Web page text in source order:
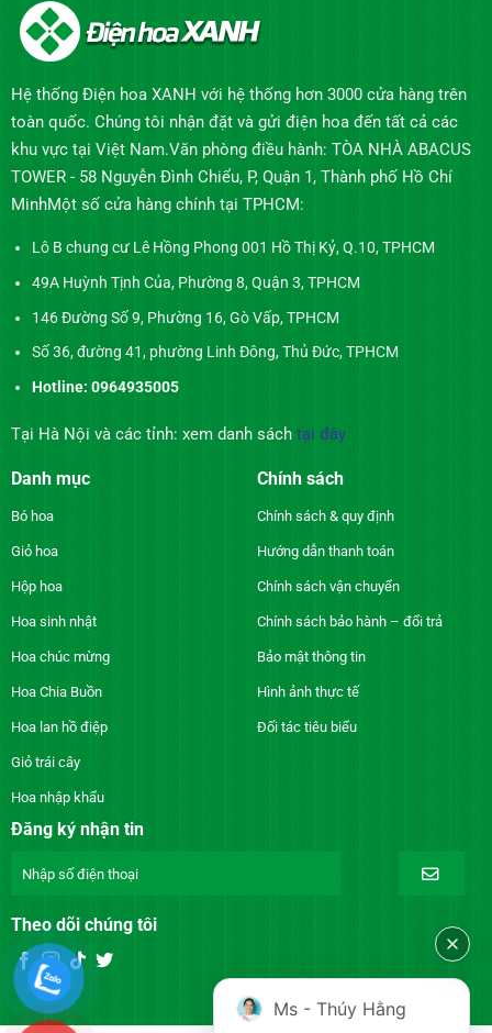
Hệ thống Điện hoa XANH với hệ thống hơn 3000 cửa hàng trên
toàn quốc. Chúng tôi nhận đặt và gửi điện hoa đến tất cả các
khu vực tại Việt Nam.Văn phòng điều hành: TÒA NHÀ ABACUS
TOWER - 58 Nguyễn Đình Chiểu, P, Quận 1, Thành phố Hồ Chí
MinhMột số cửa hàng chính tại TPHCM:
Lô B chung cư Lê Hồng Phong 001 Hồ Thị Kỷ, Q.10, TPHCM
49A Huỳnh Tịnh Của, Phường 8, Quận 3, TPHCM
146 Đường Số 9, Phường 16, Gò Vấp, TPHCM
Số 36, đường 41, phường Linh Đông, Thủ Đức, TPHCM
Hotline: 0964935005
Tại Hà Nội và các tỉnh: xem danh sách tại đây
Danh mục
Bó hoa
Giỏ hoa
Hộp hoa
Hoa sinh nhật
Hoa chúc mừng
Hoa Chia Buồn
Hoa lan hồ điệp
Giỏ trái cây
Hoa nhập khẩu
Chính sách
Chính sách & quy định
Hướng dẫn thanh toán
Chính sách vận chuyển
Chính sách bảo hành – đổi trả
Bảo mật thông tin
Hình ảnh thực tế
Đối tác tiêu biểu
Đăng ký nhận tin
Theo dõi chúng tôi
Ms - Thúy Hằng